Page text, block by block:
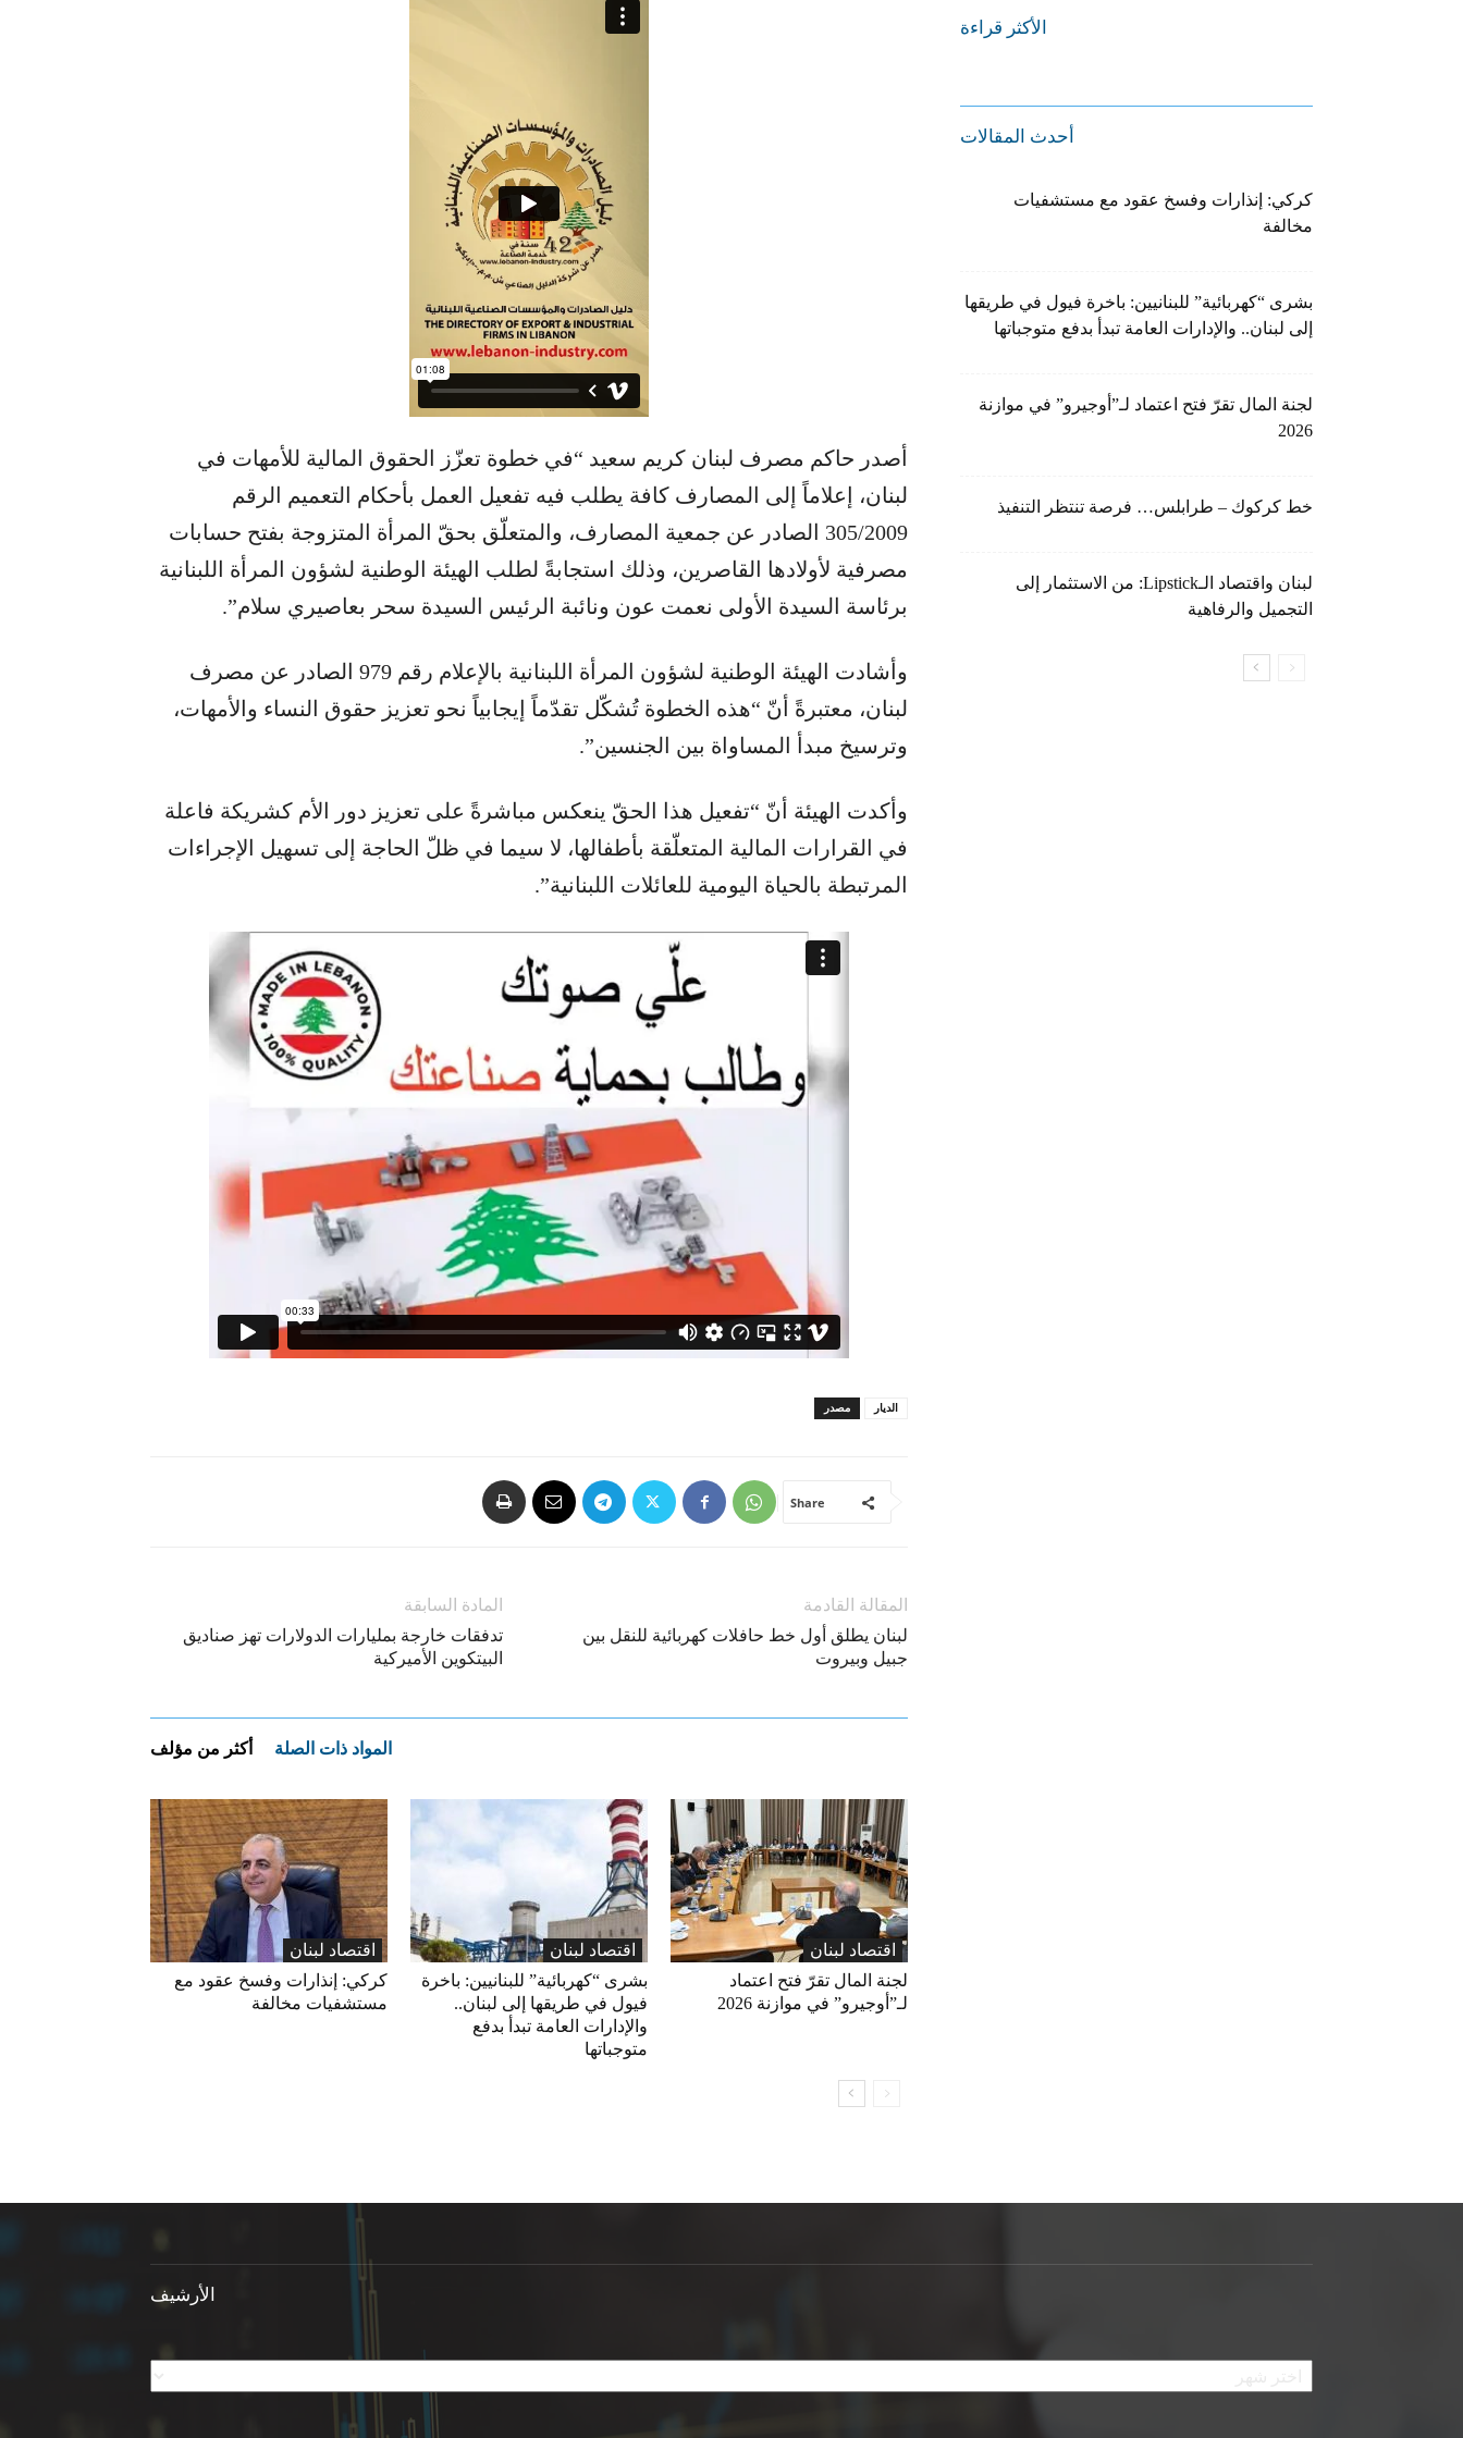
أصدر حاكم مصرف لبنان كريم سعيد “في خطوة تعزّز الحقوق المالية للأمهات في
لبنان، إعلاماً إلى المصارف كافة يطلب فيه تفعيل العمل بأحكام التعميم الرقم
305/2009 الصادر عن جمعية المصارف، والمتعلّق بحقّ المرأة المتزوجة بفتح حسابات
مصرفية لأولادها القاصرين، وذلك استجابةً لطلب الهيئة الوطنية لشؤون المرأة اللبنانية
برئاسة السيدة الأولى نعمت عون ونائبة الرئيس السيدة سحر بعاصيري سلام”.
وأشادت الهيئة الوطنية لشؤون المرأة اللبنانية بالإعلام رقم 979 الصادر عن مصرف
لبنان، معتبرةً أنّ “هذه الخطوة تُشكّل تقدّماً إيجابياً نحو تعزيز حقوق النساء والأمهات،
وترسيخ مبدأ المساواة بين الجنسين”.
وأكدت الهيئة أنّ “تفعيل هذا الحقّ ينعكس مباشرةً على تعزيز دور الأم كشريكة فاعلة
في القرارات المالية المتعلّقة بأطفالها، لا سيما في ظلّ الحاجة إلى تسهيل الإجراءات
المرتبطة بالحياة اليومية للعائلات اللبنانية”.
مصدر الديار
Share
المادة السابقة
تدفقات خارجة بمليارات الدولارات تهز صناديق
البيتكوين الأميركية
المقالة القادمة
لبنان يطلق أول خط حافلات كهربائية للنقل بين
جبيل وبيروت
المواد ذات الصلة أكثر من مؤلف
اقتصاد لبنان
كركي: إنذارات وفسخ عقود مع
مستشفيات مخالفة
اقتصاد لبنان
بشرى “كهربائية” للبنانيين: باخرة
فيول في طريقها إلى لبنان..
والإدارات العامة تبدأ بدفع
متوجباتها
اقتصاد لبنان
لجنة المال تقرّ فتح اعتماد
لـ”أوجيرو” في موازنة 2026
الأكثر قراءة
أحدث المقالات
كركي: إنذارات وفسخ عقود مع مستشفيات
مخالفة
بشرى “كهربائية” للبنانيين: باخرة فيول في طريقها
إلى لبنان.. والإدارات العامة تبدأ بدفع متوجباتها
لجنة المال تقرّ فتح اعتماد لـ”أوجيرو” في موازنة
2026
خط كركوك – طرابلس… فرصة تنتظر التنفيذ
لبنان واقتصاد الـLipstick: من الاستثمار إلى
التجميل والرفاهية
الأرشيف
الأرشيف